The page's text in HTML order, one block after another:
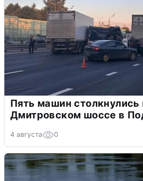
Пять машин столкнулись
Дмитровском шоссе в
4 августа 0